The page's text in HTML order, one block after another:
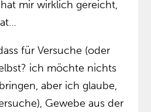
mir wirklich gereicht,
für Versuche (oder
ich möchte nichts
aber ich glaube,
Gewebe aus der